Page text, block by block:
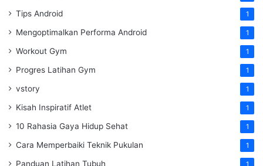
Tips Android 1
Mengoptimalkan Performa Android 1
Workout Gym 1
Progres Latihan Gym 1
vstory 1
Kisah Inspiratif Atlet 1
10 Rahasia Gaya Hidup Sehat 1
Cara Memperbaiki Teknik Pukulan 1
Panduan Latihan Tubuh 1